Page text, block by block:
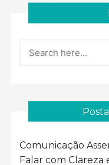
Comunicação
Falar com Clareza